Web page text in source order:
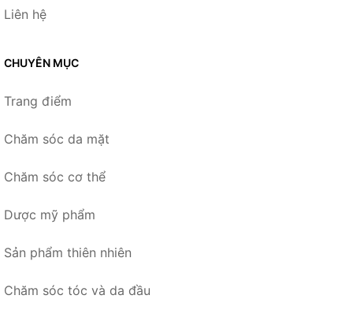
Liên hệ
CHUYÊN MỤC
Trang điểm
Chăm sóc da mặt
Chăm sóc cơ thể
Dược mỹ phẩm
Sản phẩm thiên nhiên
Chăm sóc tóc và da đầu